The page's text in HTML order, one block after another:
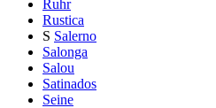
Ruhr
Rustica
S Salerno
Salonga
Salou
Satinados
Seine